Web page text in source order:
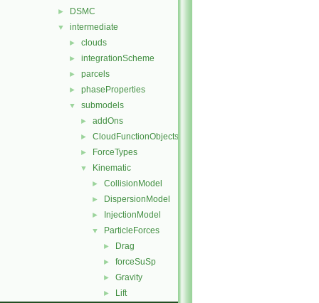
► DSMC
▼ intermediate
► clouds
► integrationScheme
► parcels
► phaseProperties
▼ submodels
► addOns
► CloudFunctionObjects
► ForceTypes
▼ Kinematic
► CollisionModel
► DispersionModel
► InjectionModel
▼ ParticleForces
► Drag
► forceSuSp
► Gravity
► Lift